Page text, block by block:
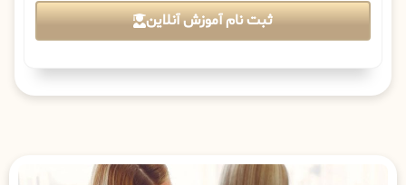
ثبت نام آموزش آنلاین